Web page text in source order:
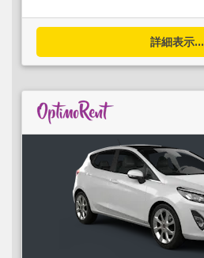
詳細表示...